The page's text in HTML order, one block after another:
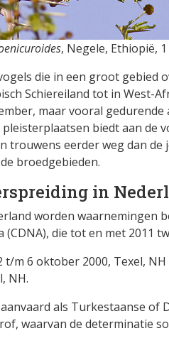
, Negele, Ethiopië,
die in een groot gebied
Schiereiland tot in West-
maar vooral
biedt aan de
trouwens eerder weg dan
broedgebieden.
in
worden waarnemingen
die tot en met 2011
t/m 6 oktober 2000, Texel, NH
NH.
aanvaard als Turkestaanse of
waarvan de determinatie